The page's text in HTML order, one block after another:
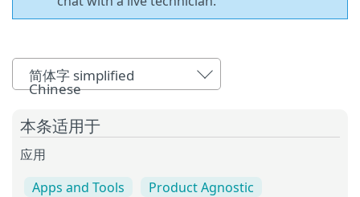
简体字 simplified
Chinese
本条适用于
应用
Apps and Tools
Product Agnostic